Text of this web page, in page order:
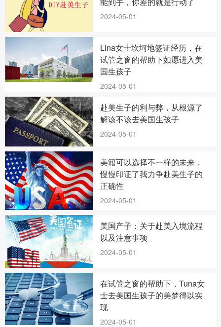
2024-05-01
Lina女士坎坷地签证经历，在
试管之窗的帮助下如愿进入美
国生孩子
2024-05-01
赴美生子的利与弊，从根源了
解该不该去美国生孩子
2024-05-01
美籍可以选择不一样的未来，
慢慢印证了我力争赴美生子的
正确性
2024-05-01
美国产子：关于赴美入境流程
以及注意事项
2024-05-01
在试管之窗的帮助下，Tuna女
士去美国生孩子的美梦得以实
现
2024-05-01